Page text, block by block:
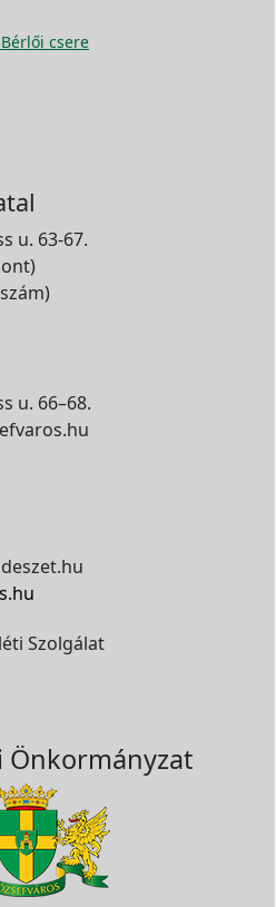
csere
u. 63-67.
u. 66–68.
Szolgálat
Önkormányzat